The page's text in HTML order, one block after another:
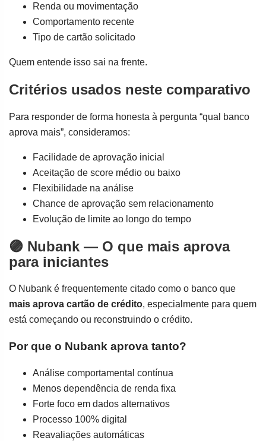
Renda ou movimentação
Comportamento recente
Tipo de cartão solicitado
Quem entende isso sai na frente.
Critérios usados neste comparativo
Para responder de forma honesta à pergunta “qual banco
aprova mais”, consideramos:
Facilidade de aprovação inicial
Aceitação de score médio ou baixo
Flexibilidade na análise
Chance de aprovação sem relacionamento
Evolução de limite ao longo do tempo
🟣 Nubank — O que mais aprova
para iniciantes
O Nubank é frequentemente citado como o banco que
mais aprova cartão de crédito, especialmente para quem
está começando ou reconstruindo o crédito.
Por que o Nubank aprova tanto?
Análise comportamental contínua
Menos dependência de renda fixa
Forte foco em dados alternativos
Processo 100% digital
Reavaliações automáticas